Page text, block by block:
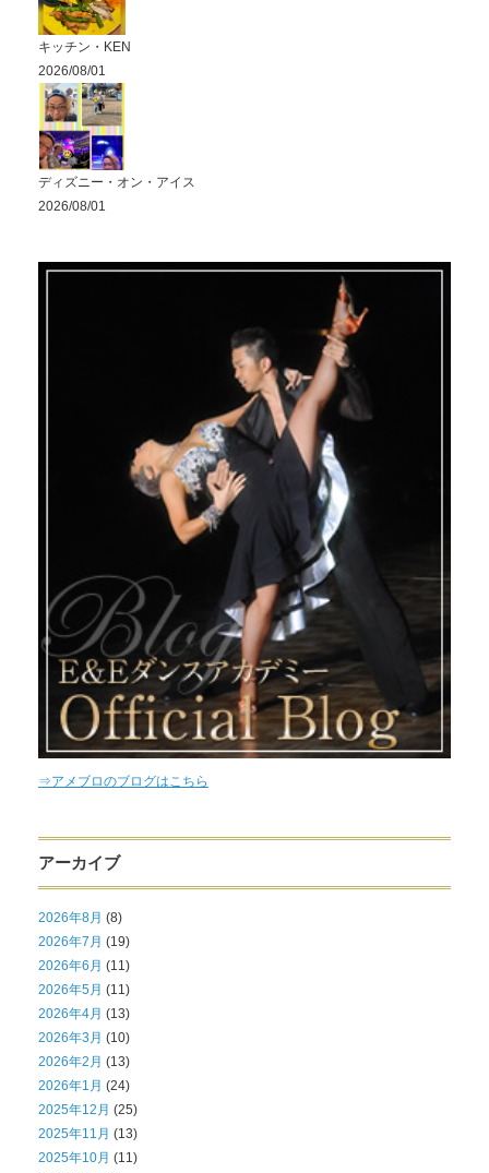
キッチン・KEN
2026/08/01
ディズニー・オン・アイス
2026/08/01
⇒アメブロのブログはこちら
アーカイブ
2026年8月 (8)
2026年7月 (19)
2026年6月 (11)
2026年5月 (11)
2026年4月 (13)
2026年3月 (10)
2026年2月 (13)
2026年1月 (24)
2025年12月 (25)
2025年11月 (13)
2025年10月 (11)